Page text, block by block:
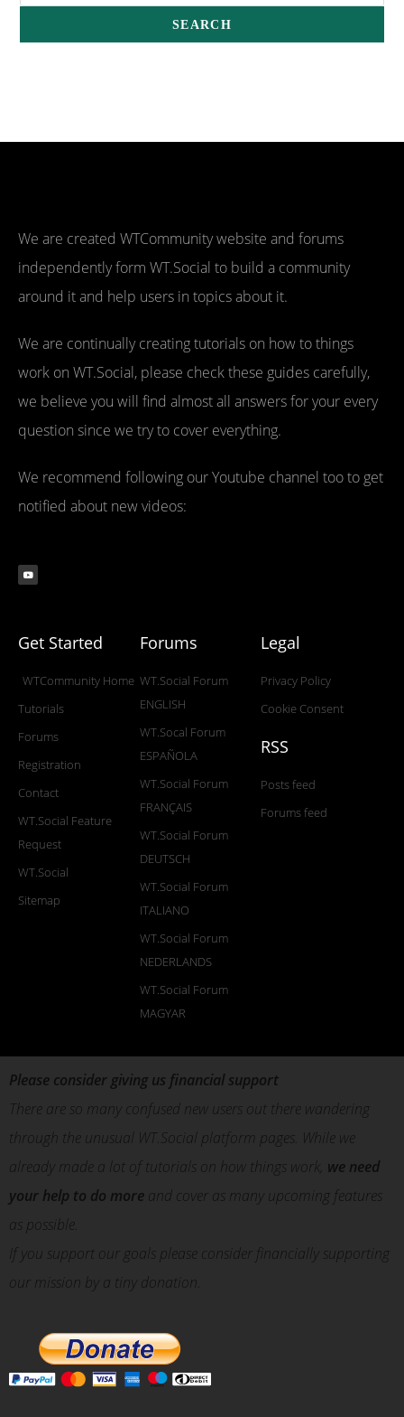
We are created WTCommunity website and forums
independently form WT.Social to build a community
around it and help users in topics about it.
We are continually creating tutorials on how to things
work on WT.Social, please check these guides carefully,
we believe you will find almost all answers for your every
question since we try to cover everything.
We recommend following our Youtube channel too to get
notified about new videos:
Get Started
WTCommunity Home
Tutorials
Forums
Registration
Contact
WT.Social Feature
Request
WT.Social
Sitemap
Forums
WT.Social Forum
ENGLISH
WT.Socal Forum
ESPAÑOLA
WT.Social Forum
FRANÇAIS
WT.Social Forum
DEUTSCH
WT.Social Forum
ITALIANO
WT.Social Forum
NEDERLANDS
WT.Social Forum
MAGYAR
Legal
Privacy Policy
Cookie Consent
RSS
Posts feed
Forums feed
Please consider giving us financial support
There are so many confused new users out there wandering
through the unusual WT.Social platform pages. While we
already made a lot of tutorials on how things work, we need
your help to do more and cover as many upcoming features
as possible.
If you support our goals please consider financially supporting
our mission by a tiny donation.